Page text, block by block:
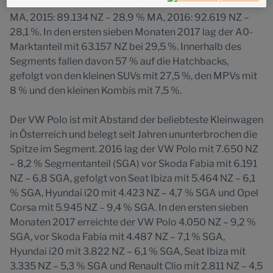
2013: 91.587 NZ – 28,7 % MA, 2014: 89.235 NZ – 29,4 %
MA, 2015: 89.134 NZ – 28,9 % MA, 2016: 92.619 NZ –
28,1 %. In den ersten sieben Monaten 2017 lag der A0-
Marktanteil mit 63.157 NZ bei 29,5 %. Innerhalb des
Segments fallen davon 57 % auf die Hatchbacks,
gefolgt von den kleinen SUVs mit 27,5 %, den MPVs mit
8 % und den kleinen Kombis mit 7,5 %.
Der VW Polo ist mit Abstand der beliebteste Kleinwagen
in Österreich und belegt seit Jahren ununterbrochen die
Spitze im Segment. 2016 lag der VW Polo mit 7.650 NZ
– 8,2 % Segmentanteil (SGA) vor Skoda Fabia mit 6.191
NZ – 6,8 SGA, gefolgt von Seat Ibiza mit 5.464 NZ – 6,1
% SGA, Hyundai i20 mit 4.423 NZ – 4,7 % SGA und Opel
Corsa mit 5.945 NZ – 9,4 % SGA. In den ersten sieben
Monaten 2017 erreichte der VW Polo 4.050 NZ – 9,2 %
SGA, vor Skoda Fabia mit 4.487 NZ – 7,1 % SGA,
Hyundai i20 mit 3.822 NZ – 6,1 % SGA, Seat Ibiza mit
3.335 NZ – 5,3 % SGA und Renault Clio mit 2.811 NZ – 4,5
Website.